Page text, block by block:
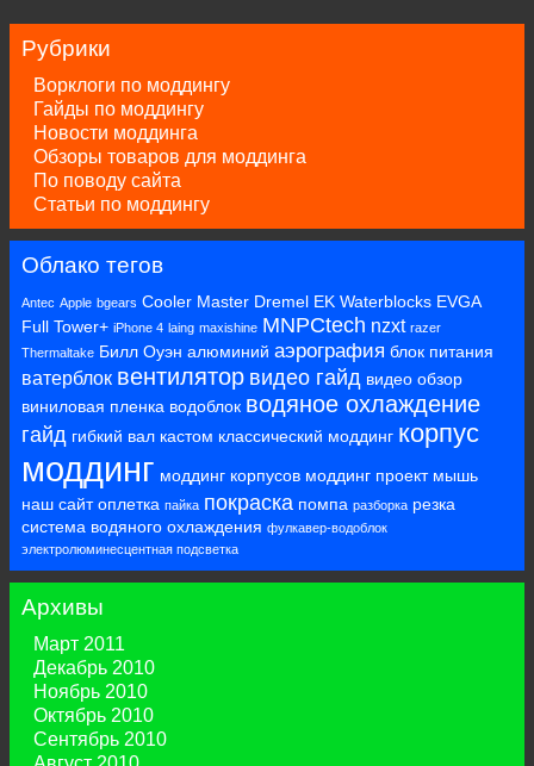
Рубрики
Ворклоги по моддингу
Гайды по моддингу
Новости моддинга
Обзоры товаров для моддинга
По поводу сайта
Статьи по моддингу
Облако тегов
Antec Apple bgears Cooler Master Dremel EK Waterblocks EVGA
Full Tower+ iPhone 4 laing maxishine MNPCtech nzxt razer
Thermaltake Билл Оуэн алюминий аэрография блок питания
ватерблок вентилятор видео гайд видео обзор
виниловая пленка водоблок водяное охлаждение
гайд гибкий вал кастом классический моддинг корпус
моддинг моддинг корпусов моддинг проект мышь
наш сайт оплетка пайка покраска помпа разборка резка
система водяного охлаждения фулкавер-водоблок
электролюминесцентная подсветка
Архивы
Март 2011
Декабрь 2010
Ноябрь 2010
Октябрь 2010
Сентябрь 2010